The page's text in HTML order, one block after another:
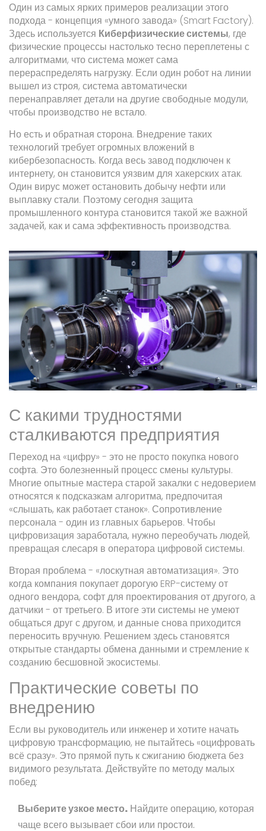
Один из самых ярких примеров реализации этого
подхода - концепция «умного завода» (Smart Factory).
Здесь используется Киберфизические системы, где
физические процессы настолько тесно переплетены с
алгоритмами, что система может сама
перераспределять нагрузку. Если один робот на линии
вышел из строя, система автоматически
перенаправляет детали на другие свободные модули,
чтобы производство не встало.
Но есть и обратная сторона. Внедрение таких
технологий требует огромных вложений в
кибербезопасность. Когда весь завод подключен к
интернету, он становится уязвим для хакерских атак.
Один вирус может остановить добычу нефти или
выплавку стали. Поэтому сегодня защита
промышленного контура становится такой же важной
задачей, как и сама эффективность производства.
С какими трудностями
сталкиваются предприятия
Переход на «цифру» - это не просто покупка нового
софта. Это болезненный процесс смены культуры.
Многие опытные мастера старой закалки с недоверием
относятся к подсказкам алгоритма, предпочитая
«слышать, как работает станок». Сопротивление
персонала - один из главных барьеров. Чтобы
цифровизация заработала, нужно переобучать людей,
превращая слесаря в оператора цифровой системы.
Вторая проблема - «лоскутная автоматизация». Это
когда компания покупает дорогую ERP-систему от
одного вендора, софт для проектирования от другого, а
датчики - от третьего. В итоге эти системы не умеют
общаться друг с другом, и данные снова приходится
переносить вручную. Решением здесь становятся
открытые стандарты обмена данными и стремление к
созданию бесшовной экосистемы.
Практические советы по
внедрению
Если вы руководитель или инженер и хотите начать
цифровую трансформацию, не пытайтесь «оцифровать
всё сразу». Это прямой путь к сжиганию бюджета без
видимого результата. Действуйте по методу малых
побед:
Выберите узкое место. Найдите операцию, которая
чаще всего вызывает сбои или простои.